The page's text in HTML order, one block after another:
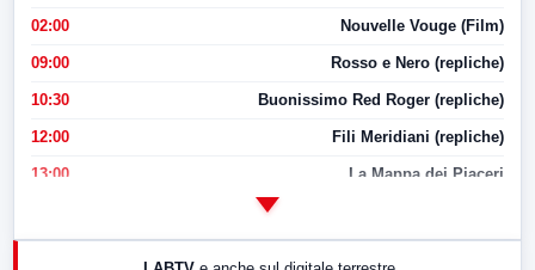
02:00 Nouvelle Vouge (Film)
09:00 Rosso e Nero (repliche)
10:30 Buonissimo Red Roger (repliche)
12:00 Fili Meridiani (repliche)
13:00 La Mappa dei Piaceri